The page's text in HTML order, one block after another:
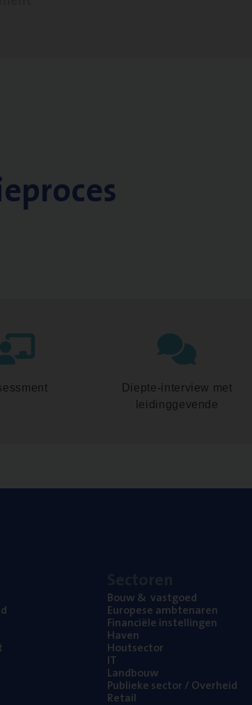
Diepte-interview met
leidinggevende
Bouw& vastgoed
Euro­pe­se ambtenaren
Finan­ci­ë­le instellingen
Haven
Hout­sec­tor
IT
Land­bouw
Publie­ke sec­tor / Overheid
Retail